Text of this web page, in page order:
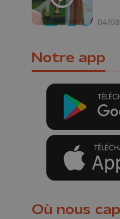
04/
Notre app
Où nous